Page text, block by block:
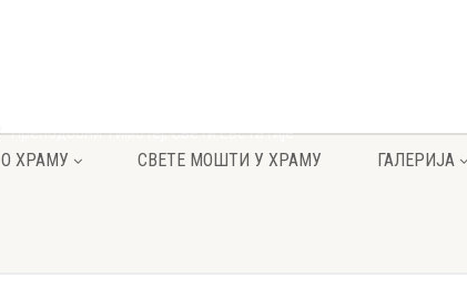
О ХРАМУ СВЕТЕ МОШТИ У ХРАМУ ГАЛЕРИЈА
Преподобни Тимотеј; Свети Евстатије